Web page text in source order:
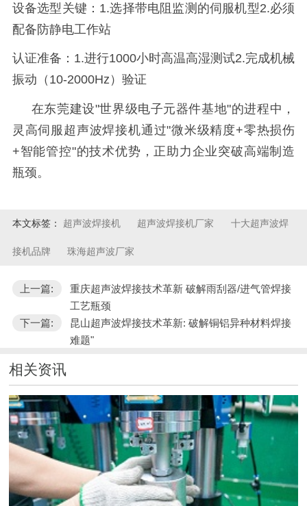
设备选型关键： 1.选择带电阻监测的伺服机型2.必须
配备防静电工作站
认证准备： 1.进行1000小时高温高湿测试2.完成机械
振动（ 10-2000Hz ）验证
在东莞建设"世界级电子元器件基地"的进程中，
灵高伺服超声波焊接机通过"微米级精度+零热损伤
+智能管控"的技术优势，正助力企业突破高端制造
瓶颈。
本文标签： 超声波焊接机 超声波焊接机厂家 十大超声波焊
接机品牌 珠海超声波厂家
上一篇:
重庆超声波焊接技术革新 破解雨刮器/进气管焊接
工艺瓶颈
下一篇:
昆山超声波焊接技术革新: 破解铜铝异种材料焊接
难题"
相关资讯